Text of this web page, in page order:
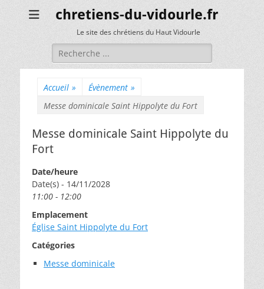
chretiens-du-vidourle.fr
Le site des chrétiens du Haut Vidourle
Rechercher :
Accueil » Évènement »
Messe dominicale Saint Hippolyte du Fort
Messe dominicale Saint Hippolyte du
Fort
Date/heure
Date(s) - 14/11/2028
11:00 - 12:00
Emplacement
Église Saint Hippolyte du Fort
Catégories
Messe dominicale